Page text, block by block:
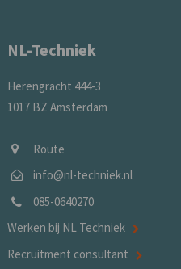
NL-Techniek
Herengracht 444-3
1017 BZ Amsterdam
Route
info@nl-techniek.nl
085-0640270
Werken bij NL Techniek
Recruitment consultant